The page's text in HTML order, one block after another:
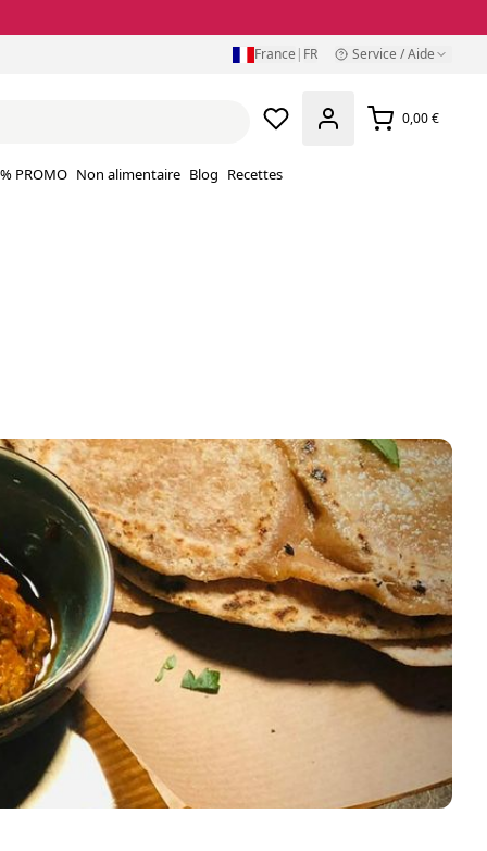
France | FR Service / Aide
0,00 €
% PROMO Non alimentaire Blog Recettes